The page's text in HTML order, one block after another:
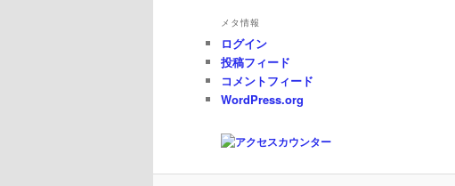
メタ情報
ログイン
投稿フィード
コメントフィード
WordPress.org